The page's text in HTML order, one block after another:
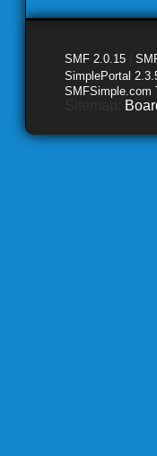
SMF 2.0.15
SimplePortal
SMFSimple.com